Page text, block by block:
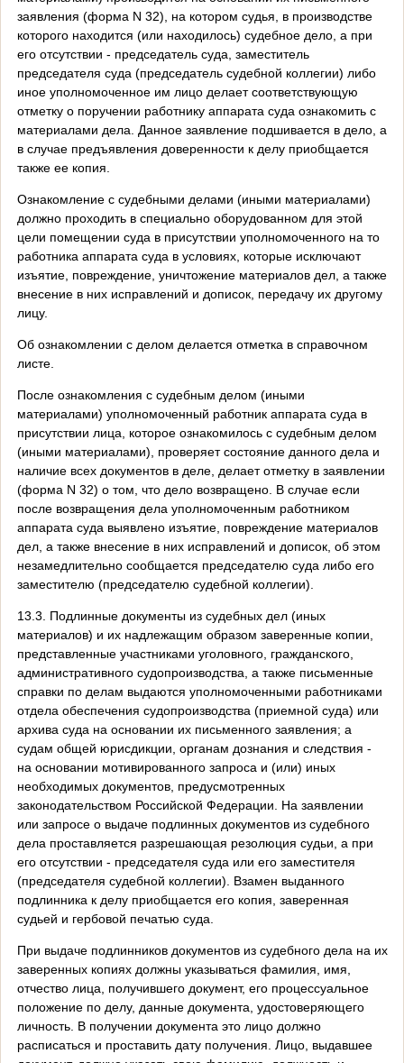
заявления (форма N 32), на котором судья, в производстве
которого находится (или находилось) судебное дело, а при
его отсутствии - председатель суда, заместитель
председателя суда (председатель судебной коллегии) либо
иное уполномоченное им лицо делает соответствующую
отметку о поручении работнику аппарата суда ознакомить с
материалами дела. Данное заявление подшивается в дело, а
в случае предъявления доверенности к делу приобщается
также ее копия.
Ознакомление с судебными делами (иными материалами)
должно проходить в специально оборудованном для этой
цели помещении суда в присутствии уполномоченного на то
работника аппарата суда в условиях, которые исключают
изъятие, повреждение, уничтожение материалов дел, а также
внесение в них исправлений и дописок, передачу их другому
лицу.
Об ознакомлении с делом делается отметка в справочном
листе.
После ознакомления с судебным делом (иными
материалами) уполномоченный работник аппарата суда в
присутствии лица, которое ознакомилось с судебным делом
(иными материалами), проверяет состояние данного дела и
наличие всех документов в деле, делает отметку в заявлении
(форма N 32) о том, что дело возвращено. В случае если
после возвращения дела уполномоченным работником
аппарата суда выявлено изъятие, повреждение материалов
дел, а также внесение в них исправлений и дописок, об этом
незамедлительно сообщается председателю суда либо его
заместителю (председателю судебной коллегии).
13.3. Подлинные документы из судебных дел (иных
материалов) и их надлежащим образом заверенные копии,
представленные участниками уголовного, гражданского,
административного судопроизводства, а также письменные
справки по делам выдаются уполномоченными работниками
отдела обеспечения судопроизводства (приемной суда) или
архива суда на основании их письменного заявления; а
судам общей юрисдикции, органам дознания и следствия -
на основании мотивированного запроса и (или) иных
необходимых документов, предусмотренных
законодательством Российской Федерации. На заявлении
или запросе о выдаче подлинных документов из судебного
дела проставляется разрешающая резолюция судьи, а при
его отсутствии - председателя суда или его заместителя
(председателя судебной коллегии). Взамен выданного
подлинника к делу приобщается его копия, заверенная
судьей и гербовой печатью суда.
При выдаче подлинников документов из судебного дела на их
заверенных копиях должны указываться фамилия, имя,
отчество лица, получившего документ, его процессуальное
положение по делу, данные документа, удостоверяющего
личность. В получении документа это лицо должно
расписаться и проставить дату получения. Лицо, выдавшее